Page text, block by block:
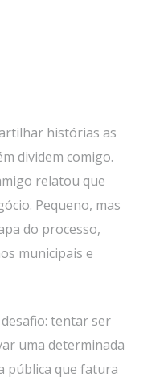
histórias as
dividem comigo.
relatou que
Pequeno, mas
do processo,
municipais e
tentar ser
uma determinada
pública que fatura